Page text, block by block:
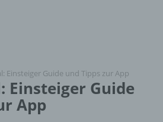
Einsteiger Guide und Tipps zur App
Einsteiger Guide
App